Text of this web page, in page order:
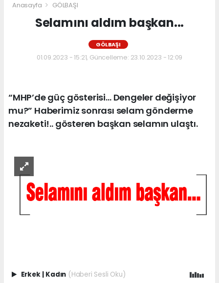
Anasayfa GÖLBAŞI
Selamını aldım başkan...
GÖLBAŞI
01.09.2023 - 15:21, Güncelleme: 23.10.2023 - 12:09
“MHP’de güç gösterisi… Dengeler değişiyor
mu?” Haberimiz sonrası selam gönderme
nezaketi!.. gösteren başkan selamın ulaştı.
Erkek Kadın (Haberi Sesli Oku)